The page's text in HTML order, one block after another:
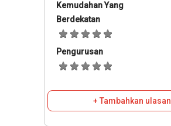
Kemudahan Yang
Berdekatan
Pengurusan
+ Tambahkan ulasan